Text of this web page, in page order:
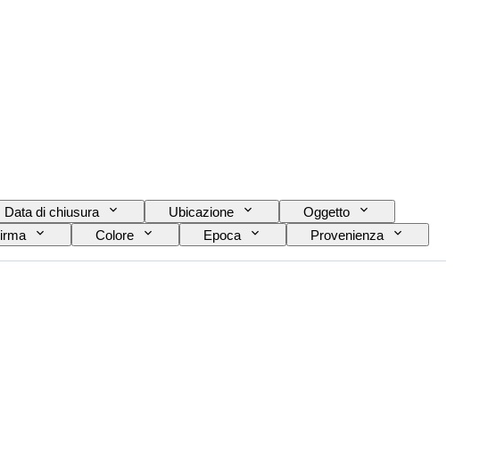
Data di chiusura Ubicazione
Oggetto
Colore Epoca Provenienza